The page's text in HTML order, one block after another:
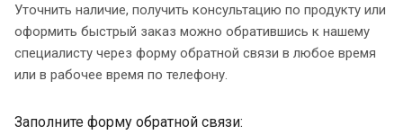
Уточнить наличие, получить консультацию по продукту или
оформить быстрый заказ можно обратившись к нашему
специалисту через форму обратной связи в любое время
или в рабочее время по телефону.
Заполните форму обратной связи: